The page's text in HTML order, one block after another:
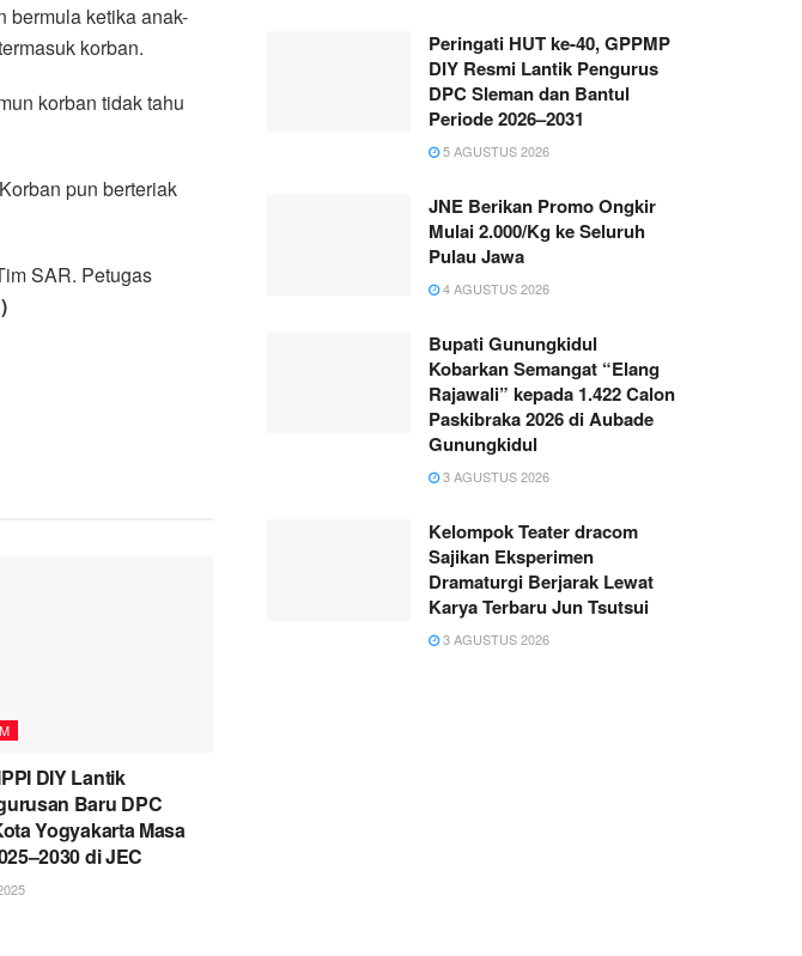
bermula ketika anak-
korban.
korban tidak tahu
pun berteriak
SAR. Petugas
DIY Lantik
Baru DPC
Yogyakarta Masa
di JEC
Peringati HUT ke-40, GPPMP
DIY Resmi Lantik Pengurus
DPC Sleman dan Bantul
Periode 2026–2031
5 AGUSTUS 2026
JNE Berikan Promo Ongkir
Mulai 2.000/Kg ke Seluruh
Pulau Jawa
4 AGUSTUS 2026
Bupati Gunungkidul
Kobarkan Semangat “Elang
Rajawali” kepada 1.422 Calon
Paskibraka 2026 di Aubade
Gunungkidul
3 AGUSTUS 2026
Kelompok Teater dracom
Sajikan Eksperimen
Dramaturgi Berjarak Lewat
Karya Terbaru Jun Tsutsui
3 AGUSTUS 2026